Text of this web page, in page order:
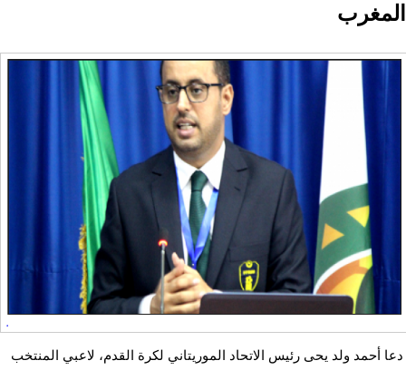
المغرب
دعا أحمد ولد يحى رئيس الاتحاد الموريتاني لكرة القدم، لاعبي المنتخب